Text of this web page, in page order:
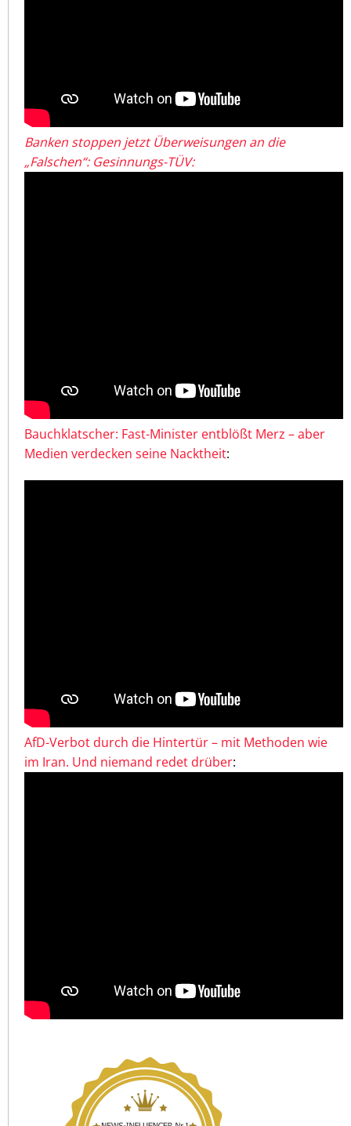
Banken stoppen jetzt Überweisungen an die
„Falschen“: Gesinnungs-TÜV:
Bauchklatscher: Fast-Minister entblößt Merz – aber
Medien verdecken seine Nacktheit:
AfD-Verbot durch die Hintertür – mit Methoden wie
im Iran. Und niemand redet drüber: